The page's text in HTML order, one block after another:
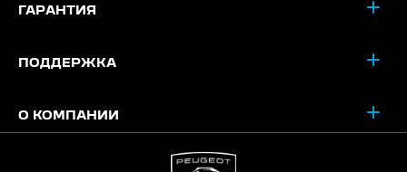
ГАРАНТИЯ
ПОДДЕРЖКА
О КОМПАНИИ